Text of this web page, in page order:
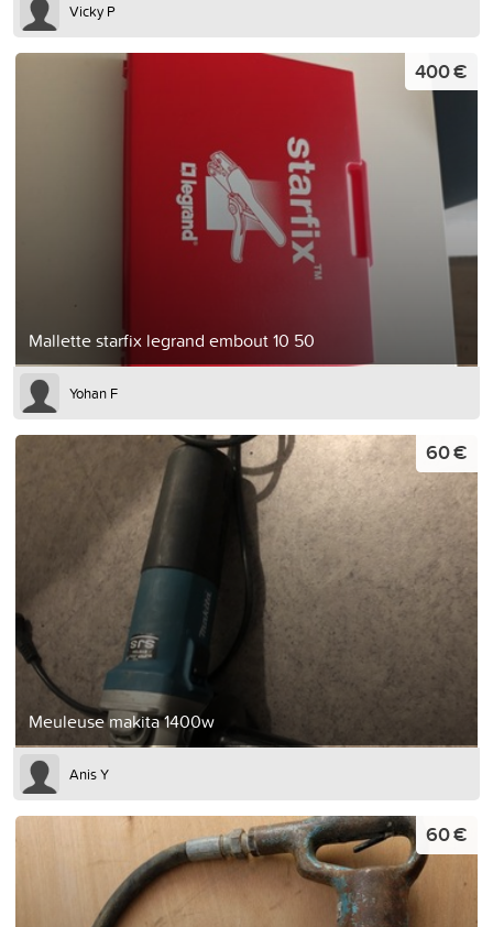
Vicky P
Mallette starfix legrand embout 10 50
400 €
Yohan F
Meuleuse makita 1400w
60 €
Anis Y
60 €